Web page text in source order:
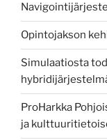
Opintojakson
Simulaatiosta
ProHarkka
ja